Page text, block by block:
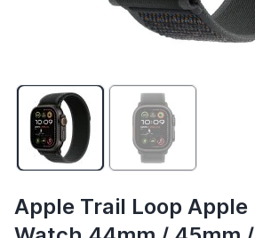
Apple Trail Loop Apple